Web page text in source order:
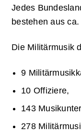
Jedes
bestehen aus
Die Militärmusik
9
10 Offiziere,
143
278